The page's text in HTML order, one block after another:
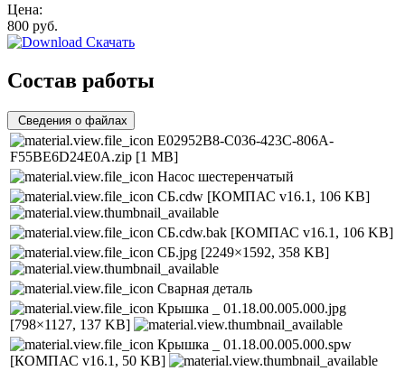
Цена:
800 руб.
Скачать
Состав работы
Сведения о файлах
E02952B8-C036-423C-806A-
F55BE6D24E0A.zip [1 MB]
Насос шестеренчатый
СБ.cdw [КОМПАС v16.1, 106 KB]
СБ.cdw.bak [КОМПАС v16.1, 106 KB]
СБ.jpg [2249×1592, 358 KB]
Сварная деталь
Крышка _ 01.18.00.005.000.jpg
[798×1127, 137 KB]
Крышка _ 01.18.00.005.000.spw
[КОМПАС v16.1, 50 KB]